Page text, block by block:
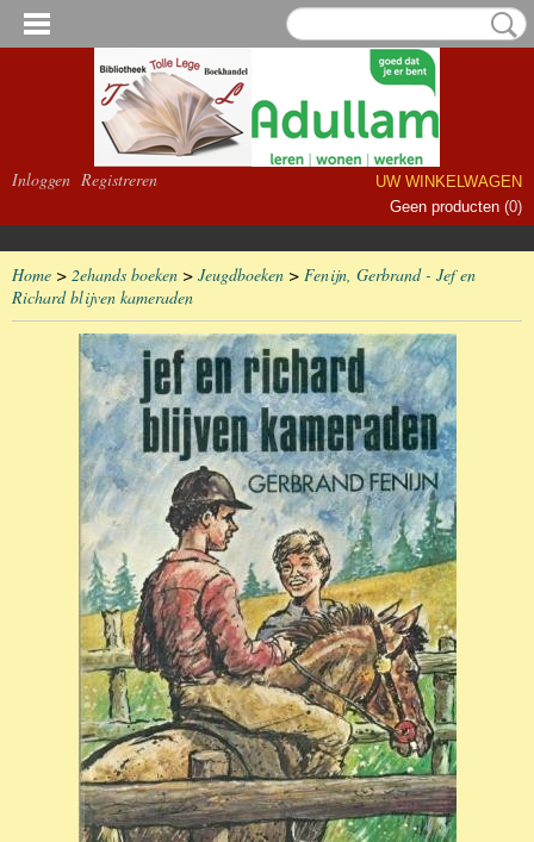
Inloggen Registreren
UW WINKELWAGEN
Geen producten (0)
Home > 2ehands boeken > Jeugdboeken > Fenijn, Gerbrand - Jef en
Richard blijven kameraden